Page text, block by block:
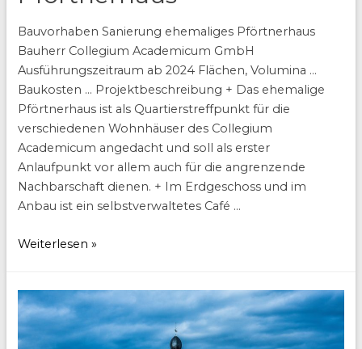
Bauvorhaben Sanierung ehemaliges Pförtnerhaus
Bauherr Collegium Academicum GmbH
Ausführungszeitraum ab 2024 Flächen, Volumina …
Baukosten … Projektbeschreibung + Das ehemalige
Pförtnerhaus ist als Quartierstreffpunkt für die
verschiedenen Wohnhäuser des Collegium
Academicum angedacht und soll als erster
Anlaufpunkt vor allem auch für die angrenzende
Nachbarschaft dienen. + Im Erdgeschoss und im
Anbau ist ein selbstverwaltetes Café …
Collegium
Weiterlesen »